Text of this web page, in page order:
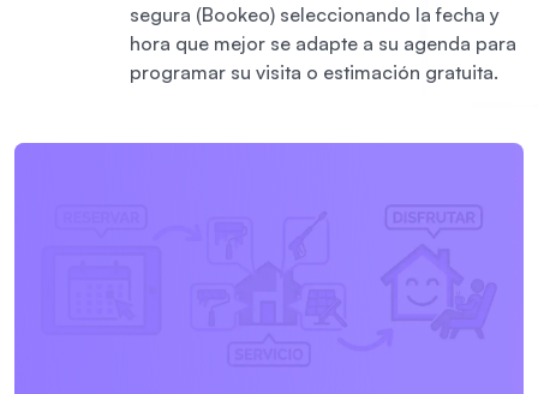
segura (Bookeo) seleccionando la fecha y
hora que mejor se adapte a su agenda para
programar su visita o estimación gratuita.